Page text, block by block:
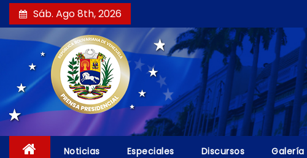
a
l
Sáb. Ago 8th, 2026
Noticias Especiales Discursos Galería